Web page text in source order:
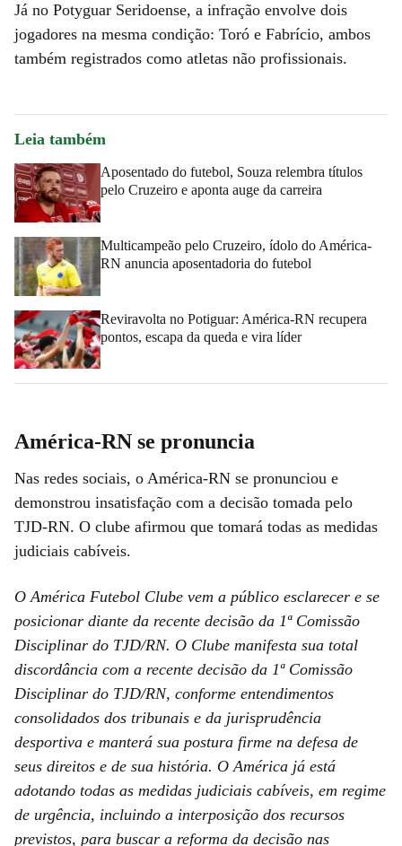
Já no Potyguar Seridoense, a infração envolve dois
jogadores na mesma condição: Toró e Fabrício, ambos
também registrados como atletas não profissionais.
Leia também
Aposentado do futebol, Souza relembra títulos
pelo Cruzeiro e aponta auge da carreira
Multicampeão pelo Cruzeiro, ídolo do América-
RN anuncia aposentadoria do futebol
Reviravolta no Potiguar: América-RN recupera
pontos, escapa da queda e vira líder
América-RN se pronuncia
Nas redes sociais, o América-RN se pronunciou e
demonstrou insatisfação com a decisão tomada pelo
TJD-RN. O clube afirmou que tomará todas as medidas
judiciais cabíveis.
O América Futebol Clube vem a público esclarecer e se
posicionar diante da recente decisão da 1ª Comissão
Disciplinar do TJD/RN. O Clube manifesta sua total
discordância com a recente decisão da 1ª Comissão
Disciplinar do TJD/RN, conforme entendimentos
consolidados dos tribunais e da jurisprudência
desportiva e manterá sua postura firme na defesa de
seus direitos e de sua história. O América já está
adotando todas as medidas judiciais cabíveis, em regime
de urgência, incluindo a interposição dos recursos
previstos, para buscar a reforma da decisão nas